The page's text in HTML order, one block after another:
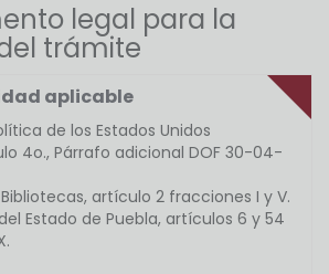
legal para la
trámite
aplicable
de los Estados Unidos
4o., Párrafo adicional DOF 30-04-
artículo 2 fracciones I y V.
Estado de Puebla, artículos 6 y 54